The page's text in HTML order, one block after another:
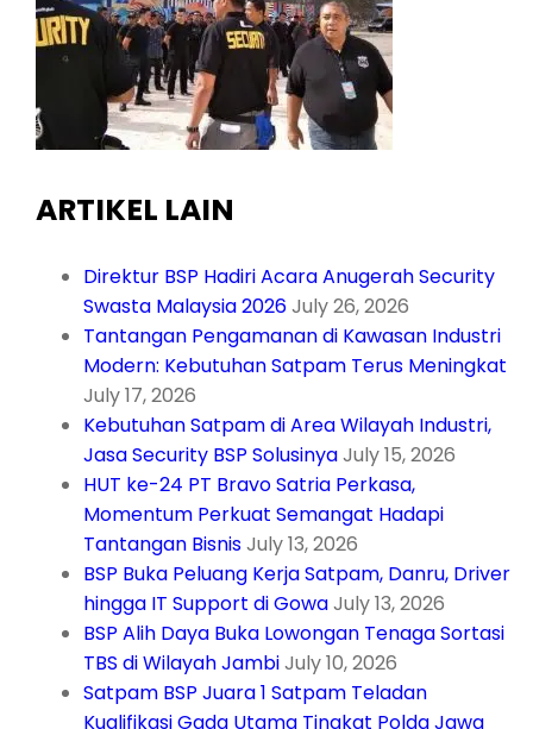
ARTIKEL LAIN
Direktur BSP Hadiri Acara Anugerah Security
Swasta Malaysia 2026July 26, 2026
Tantangan Pengamanan di Kawasan Industri
Modern: Kebutuhan Satpam Terus Meningkat
July 17, 2026
Kebutuhan Satpam di Area Wilayah Industri,
Jasa Security BSP SolusinyaJuly 15, 2026
HUT ke-24 PT Bravo Satria Perkasa,
Momentum Perkuat Semangat Hadapi
Tantangan BisnisJuly 13, 2026
BSP Buka Peluang Kerja Satpam, Danru, Driver
hingga IT Support di GowaJuly 13, 2026
BSP Alih Daya Buka Lowongan Tenaga Sortasi
TBS di Wilayah JambiJuly 10, 2026
Satpam BSP Juara 1 Satpam Teladan
Kualifikasi Gada Utama Tingkat Polda Jawa